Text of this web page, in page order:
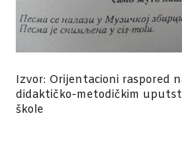
Izvor: Orijentacioni raspored
didaktičko-metodičkim
škole